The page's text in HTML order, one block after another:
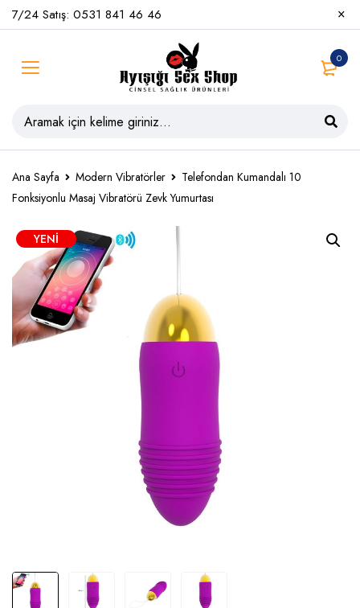
7/24 Satış: 0531 841 46 46
0
Ana Sayfa Modern Vibratörler
Telefondan Kumandalı 10
Fonksiyonlu Masaj Vibratörü Zevk Yumurtası
YENI